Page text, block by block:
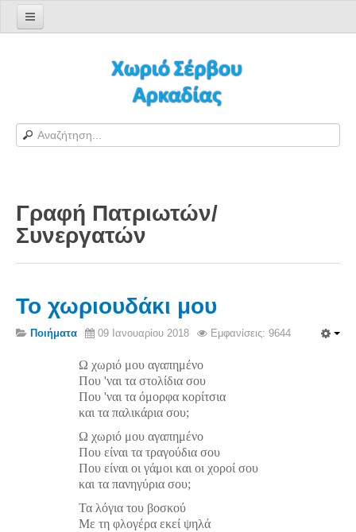
Φόρμα εγγραφής χρήστη
H Ιστοσελίδα μας
Αράπηδες
Αξιοθέατα
Σέρβου και Δήμος Γορτυνίας
Σερβαίοι
Σερβαίοι Συγγραφείς/Λογoτέχνες
Σερβαίοι Καλλιτέχνες
Γραφή Πατριωτών/Συνεργατών
Σερβαίοι Αγωνιστές/Πεσόντες
Σερβαίοι για το Σέρβου
Σύνδεσμος Σερβαίων
Εφημερίδα Αρτοζήνος
Γραφή Πατριωτών/
Συνεργατών
Το χωριουδάκι μου
Ποιήματα 09 Ιανουαρίου 2018 Εμφανίσεις: 9644
Ω χωριό μου αγαπημένο
Που 'ναι τα στολίδια σου
Που 'ναι τα όμορφα κορίτσια
και τα παλικάρια σου;
Ω χωριό μου αγαπημένο
Που είναι τα τραγούδια σου
Που είναι οι γάμοι και οι χοροί σου
και τα πανηγύρια σου;
Τα λόγια του βοσκού
Με τη φλογέρα εκεί ψηλά